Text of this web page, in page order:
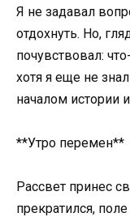
Я не задавал
отдохнуть. Но,
почувствовал:
хотя я еще не
началом истории
**Утро перемен**
Рассвет принес
прекратился,